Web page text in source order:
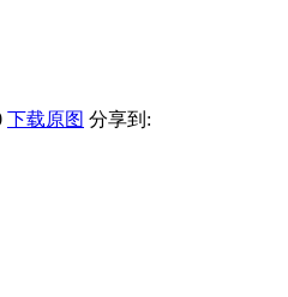
下载原图 分享到: